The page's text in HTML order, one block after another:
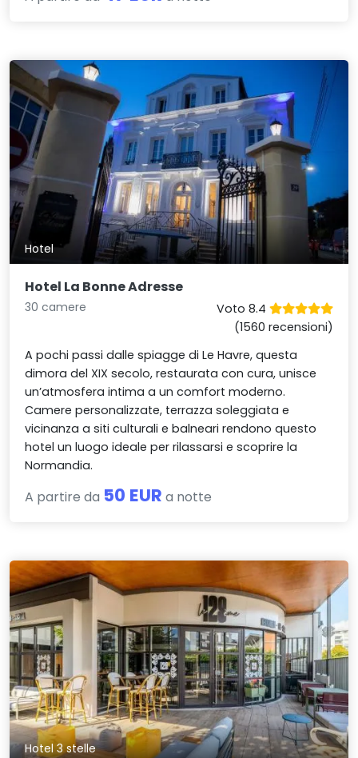
Hotel
Hotel La Bonne Adresse
30 camere
Voto 8.4
(1560 recensioni)
A pochi passi dalle spiagge di Le Havre, questa
dimora del XIX secolo, restaurata con cura, unisce
un’atmosfera intima a un comfort moderno.
Camere personalizzate, terrazza soleggiata e
vicinanza a siti culturali e balneari rendono questo
hotel un luogo ideale per rilassarsi e scoprire la
Normandia.
A partire da 50 EUR a notte
Hotel 3 stelle